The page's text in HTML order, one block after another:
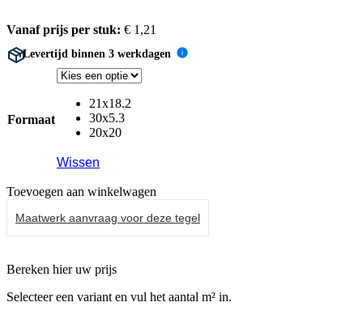
Vanaf prijs per stuk: € 1,21
Levertijd binnen 3 werkdagen i
Formaat
21x18.2
30x5.3
20x20
Wissen
Toevoegen aan winkelwagen
Maatwerk aanvraag voor deze tegel
Bereken hier uw prijs
Selecteer een variant en vul het aantal m² in.